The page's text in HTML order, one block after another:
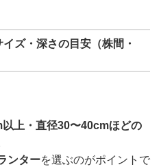
ズ・深さの目安（株間・
上・直径30〜40cmほどの
ンターを選ぶのがポイントで